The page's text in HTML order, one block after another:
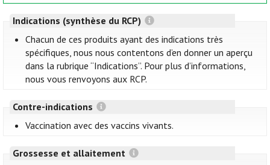
Indications (synthèse du RCP)
Chacun de ces produits ayant des indications très
spécifiques, nous nous contentons d’en donner un aperçu
dans la rubrique “Indications”. Pour plus d’informations,
nous vous renvoyons aux RCP.
Contre-indications
Vaccination avec des vaccins vivants.
Grossesse et allaitement